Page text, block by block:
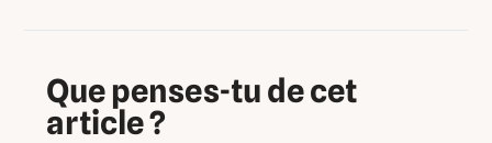
Que penses-tu de cet
article ?
Commentaires
plus
récents
Commentaires
plus
récents